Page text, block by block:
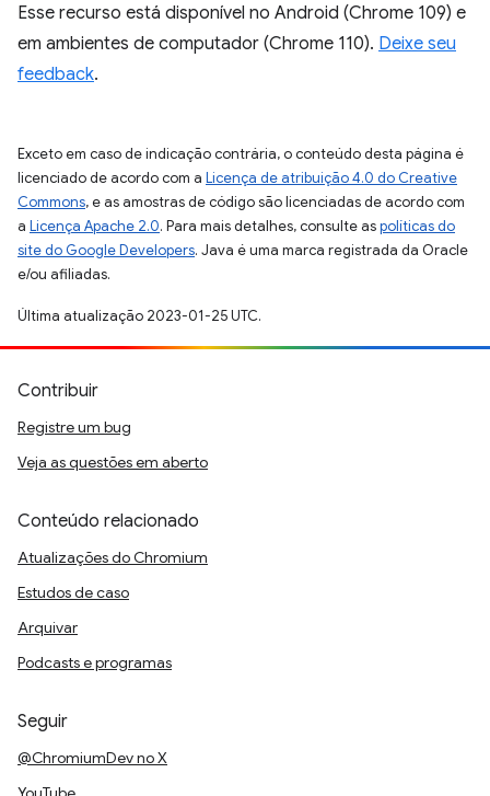
Esse recurso está disponível no Android (Chrome 109) e
em ambientes de computador (Chrome 110). Deixe seu
feedback.
Exceto em caso de indicação contrária, o conteúdo desta página é
licenciado de acordo com a Licença de atribuição 4.0 do Creative
Commons, e as amostras de código são licenciadas de acordo com
a Licença Apache 2.0. Para mais detalhes, consulte aspolíticas do
site do Google Developers. Java é uma marca registrada da Oracle
e/ou afiliadas.
Última atualização 2023-01-25 UTC.
Contribuir
Registre um bug
Veja as questões em aberto
Conteúdo relacionado
Atualizações do Chromium
Estudos de caso
Arquivar
Podcasts e programas
Seguir
@ChromiumDev no X